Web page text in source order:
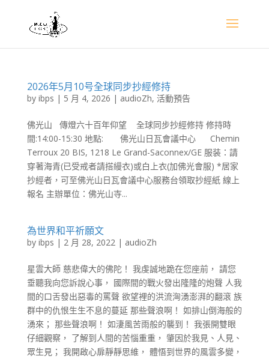
2026年5月10号全球同步抄經修持
by ibps | 5 月 4, 2026 | audioZh, 活動預告
佛光山 傳燈六十百年仰望 全球同步抄經修持 修持時
間:14:00-15:30 地點: 佛光山日瓦會議中心 Chemin
Terroux 20 BIS, 1218 Le Grand-Saconnex/GE 服装：請
穿著海青(已受戒者請搭縵衣)或白上衣(加佛光會服) *居家
抄經者，可至佛光山日瓦會議中心服務台領取抄經紙 線上
報名 主辦單位：佛光山寺...
為世界和平祈願文
by ibps | 2 月 28, 2022| audioZh
星雲大師 慈悲偉大的佛陀！ 我虔誠地跪在您座前， 請您
垂聽我向您訴說心事， 國際間的戰火發出隆隆的炮聲 人我
間的口舌發出惡毒的罵聲 欲望裡的洪流洶湧澎湃的翻滾 族
群中的仇恨生生不息的蔓延 那些聲浪啊！ 如排山倒海般的
湧來； 那些聲浪啊！ 如淒風苦雨般的襲到！ 我張開雙眼
仔細觀察， 了解到人間的苦惱重重， 肇因於我見、人見、
眾生見； 我開啟心扉靜靜思維， 體悟到世界的風雲多變，